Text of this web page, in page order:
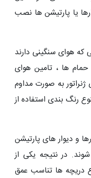
یا پارتیشن ها نصب
هوای سنگینی دارند
ها ، تامین هوای
به صورت مداوم
رنگ بندی استفاده از
و دیوار های پارتیشن
در نتیجه یکی از
دریچه ها تناسب عمق